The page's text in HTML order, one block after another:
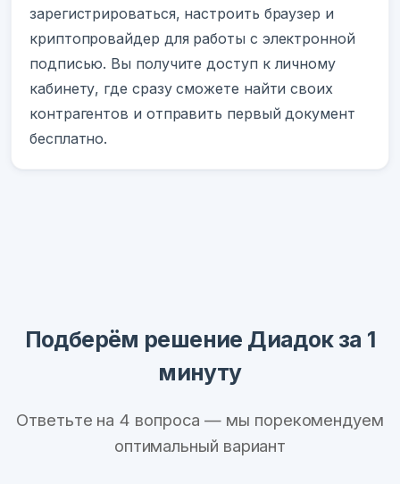
зарегистрироваться, настроить браузер и
криптопровайдер для работы с электронной
подписью. Вы получите доступ к личному
кабинету, где сразу сможете найти своих
контрагентов и отправить первый документ
бесплатно.
Подберём решение Диадок за 1
минуту
Ответьте на 4 вопроса — мы порекомендуем
оптимальный вариант